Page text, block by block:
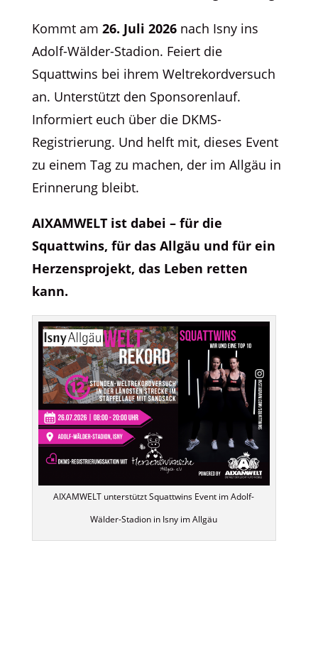
Kommt am 26. Juli 2026nach Isny ins
Adolf-Wälder-Stadion. Feiert die
Squattwins bei ihrem Weltrekordversuch
an. Unterstützt den Sponsorenlauf.
Informiert euch über die DKMS-
Registrierung. Und helft mit, dieses Event
zu einem Tag zu machen, der im Allgäu in
Erinnerung bleibt.
AIXAMWELT ist dabei – für die
Squattwins, für das Allgäu und für ein
Herzensprojekt, das Leben retten
kann.
AIXAMWELT unterstützt Squattwins Event im Adolf-
Wälder-Stadion in Isny im Allgäu